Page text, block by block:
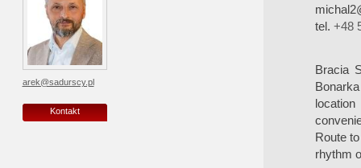
arek@sadurscy.pl
Kontakt
tel. +48
Bracia
Route
rhythm